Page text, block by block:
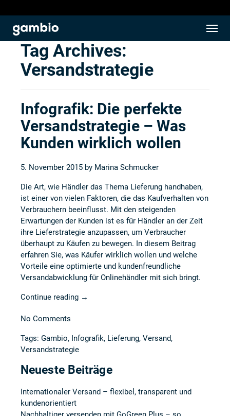
Tag Archives:
Versandstrategie
Infografik: Die perfekte
Versandstrategie – Was
Kunden wirklich wollen
5. November 2015 by Marina Schmucker
Die Art, wie Händler das Thema Lieferung handhaben,
ist einer von vielen Faktoren, die das Kaufverhalten von
Verbrauchern beeinflusst. Mit den steigenden
Erwartungen der Kunden ist es für Händler an der Zeit
ihre Lieferstrategie anzupassen, um Verbraucher
überhaupt zu Käufen zu bewegen. In diesem Beitrag
erfahren Sie, was Käufer wirklich wollen und welche
Vorteile eine optimierte und kundenfreundliche
Versandabwicklung für Onlinehändler mit sich bringt.
Continue reading →
No Comments
Tags: Gambio, Infografik, Lieferung, Versand,
Versandstrategie
Neueste Beiträge
Internationaler Versand – flexibel, transparent und
kundenorientiert